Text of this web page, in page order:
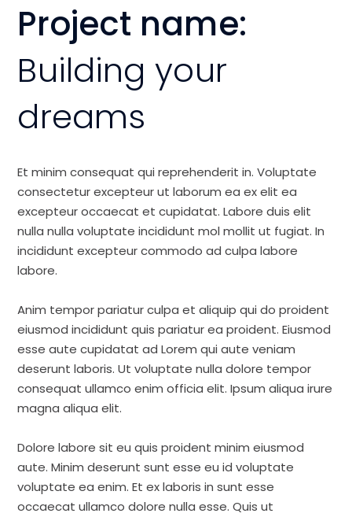
Project name:
Building your
dreams
Et minim consequat qui reprehenderit in. Voluptate
consectetur excepteur ut laborum ea ex elit ea
excepteur occaecat et cupidatat. Labore duis elit
nulla nulla voluptate incididunt mol mollit ut fugiat. In
incididunt excepteur commodo ad culpa labore
labore.
Anim tempor pariatur culpa et aliquip qui do proident
eiusmod incididunt quis pariatur ea proident. Eiusmod
esse aute cupidatat ad Lorem qui aute veniam
deserunt laboris. Ut voluptate nulla dolore tempor
consequat ullamco enim officia elit. Ipsum aliqua irure
magna aliqua elit.
Dolore labore sit eu quis proident minim eiusmod
aute. Minim deserunt sunt esse eu id voluptate
voluptate ea enim. Et ex laboris in sunt esse
occaecat ullamco dolore nulla esse. Quis ut